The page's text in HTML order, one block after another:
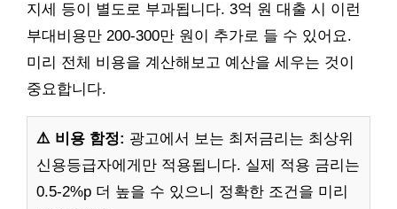
지세 등이 별도로 부과됩니다. 3억 원 대출 시 이런
부대비용만 200-300만 원이 추가로 들 수 있어요.
미리 전체 비용을 계산해보고 예산을 세우는 것이
중요합니다.
⚠️ 비용 함정: 광고에서 보는 최저금리는 최상위
신용등급자에게만 적용됩니다. 실제 적용 금리는
0.5-2%p 더 높을 수 있으니 정확한 조건을 미리